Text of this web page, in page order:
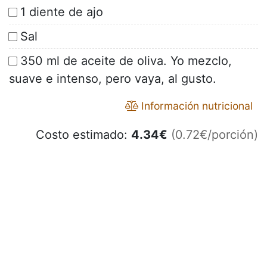
1 diente de ajo
Sal
350 ml de aceite de oliva. Yo mezclo,
suave e intenso, pero vaya, al gusto.
Información nutricional
Costo estimado: 4.34€ (0.72€/porción)